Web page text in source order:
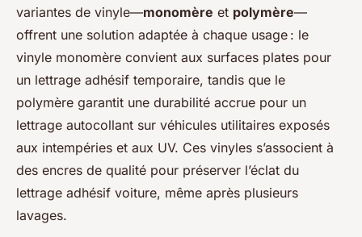
variantes de vinyle—monomère et polymère—
offrent une solution adaptée à chaque usage : le
vinyle monomère convient aux surfaces plates pour
un lettrage adhésif temporaire, tandis que le
polymère garantit une durabilité accrue pour un
lettrage autocollant sur véhicules utilitaires exposés
aux intempéries et aux UV. Ces vinyles s’associent à
des encres de qualité pour préserver l’éclat du
lettrage adhésif voiture, même après plusieurs
lavages.